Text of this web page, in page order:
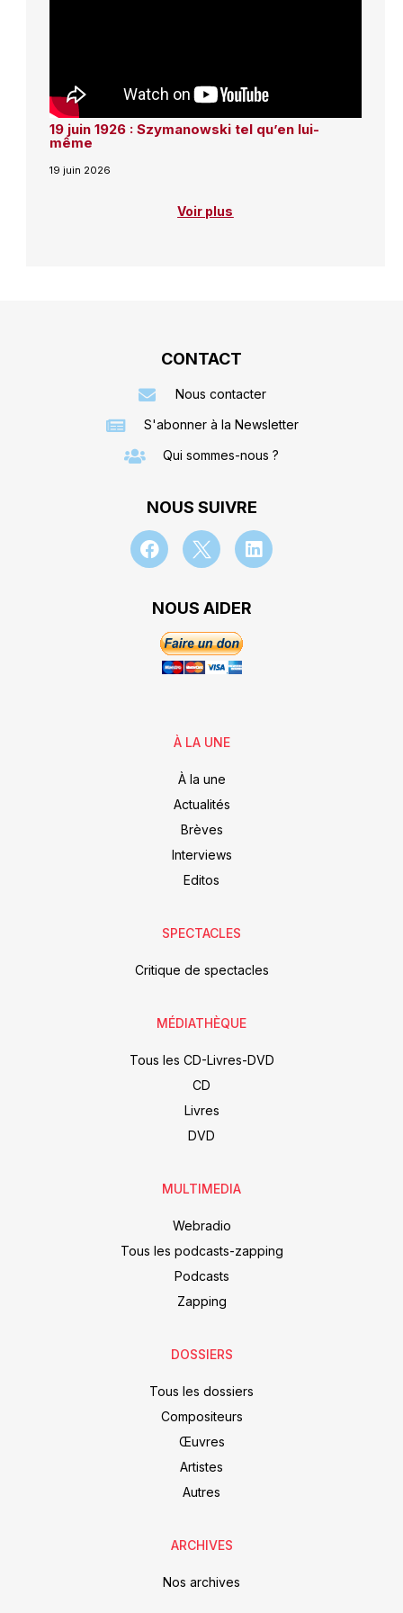
19 juin 1926 : Szymanowski tel qu’en lui-
même
19 juin 2026
Voir plus
CONTACT
Nous contacter
S'abonner à la Newsletter
Qui sommes-nous ?
NOUS SUIVRE
NOUS AIDER
À LA UNE
À la une
Actualités
Brèves
Interviews
Editos
SPECTACLES
Critique de spectacles
MÉDIATHÈQUE
Tous les CD-Livres-DVD
CD
Livres
DVD
MULTIMEDIA
Webradio
Tous les podcasts-zapping
Podcasts
Zapping
DOSSIERS
Tous les dossiers
Compositeurs
Œuvres
Artistes
Autres
ARCHIVES
Nos archives